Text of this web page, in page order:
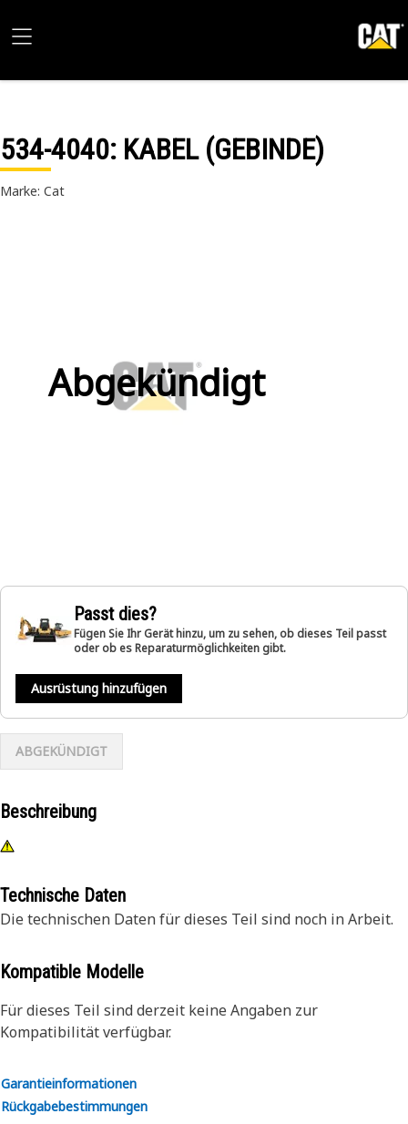
534-4040: KABEL (GEBINDE)
Marke: Cat
Abgekündigt
Passt dies?
Fügen Sie Ihr Gerät hinzu, um zu sehen, ob dieses Teil passt
oder ob es Reparaturmöglichkeiten gibt.
Ausrüstung hinzufügen
ABGEKÜNDIGT
Beschreibung
Technische Daten
Die technischen Daten für dieses Teil sind noch in Arbeit.
Kompatible Modelle
Für dieses Teil sind derzeit keine Angaben zur
Kompatibilität verfügbar.
Garantieinformationen
Rückgabebestimmungen